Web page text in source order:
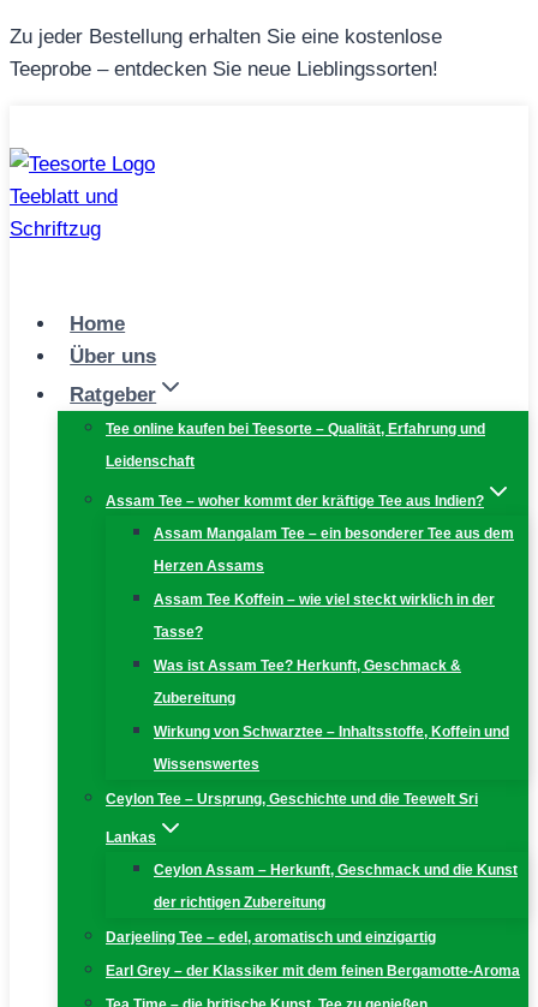
Zum
Inhalt
Zu jeder Bestellung erhalten Sie eine kostenlose
Teeprobe – entdecken Sie neue Lieblingssorten!
Home
Über uns
Ratgeber
Tee online kaufen bei Teesorte – Qualität, Erfahrung und
Leidenschaft
Assam Tee – woher kommt der kräftige Tee aus Indien?
Assam Mangalam Tee – ein besonderer Tee aus dem
Herzen Assams
Assam Tee Koffein – wie viel steckt wirklich in der
Tasse?
Was ist Assam Tee? Herkunft, Geschmack &
Zubereitung
Wirkung von Schwarztee – Inhaltsstoffe, Koffein und
Wissenswertes
Ceylon Tee – Ursprung, Geschichte und die Teewelt Sri
Lankas
Ceylon Assam – Herkunft, Geschmack und die Kunst
der richtigen Zubereitung
Darjeeling Tee – edel, aromatisch und einzigartig
Earl Grey – der Klassiker mit dem feinen Bergamotte-Aroma